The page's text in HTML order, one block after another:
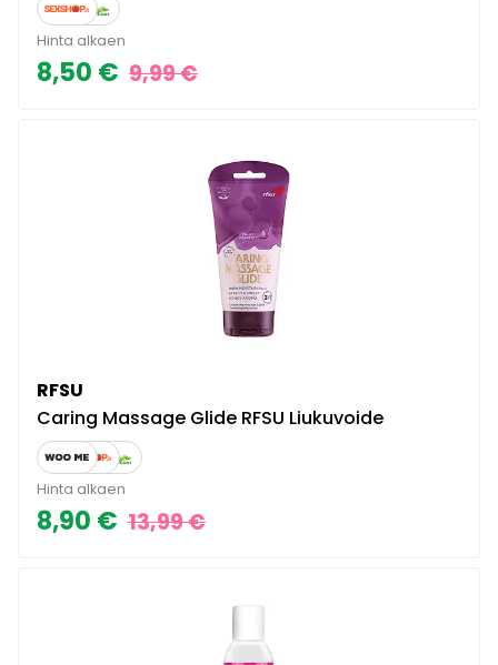
Hinta alkaen
8,50 € 9,99 €
RFSU
Caring Massage Glide RFSU Liukuvoide
Hinta alkaen
8,90 € 13,99 €